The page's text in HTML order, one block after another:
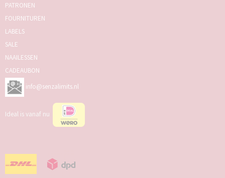
PATRONEN
FOURNITUREN
LABELS
SALE
NAAILESSEN
CADEAUBON
info@senzalimits.nl
Ideal is vanaf nu